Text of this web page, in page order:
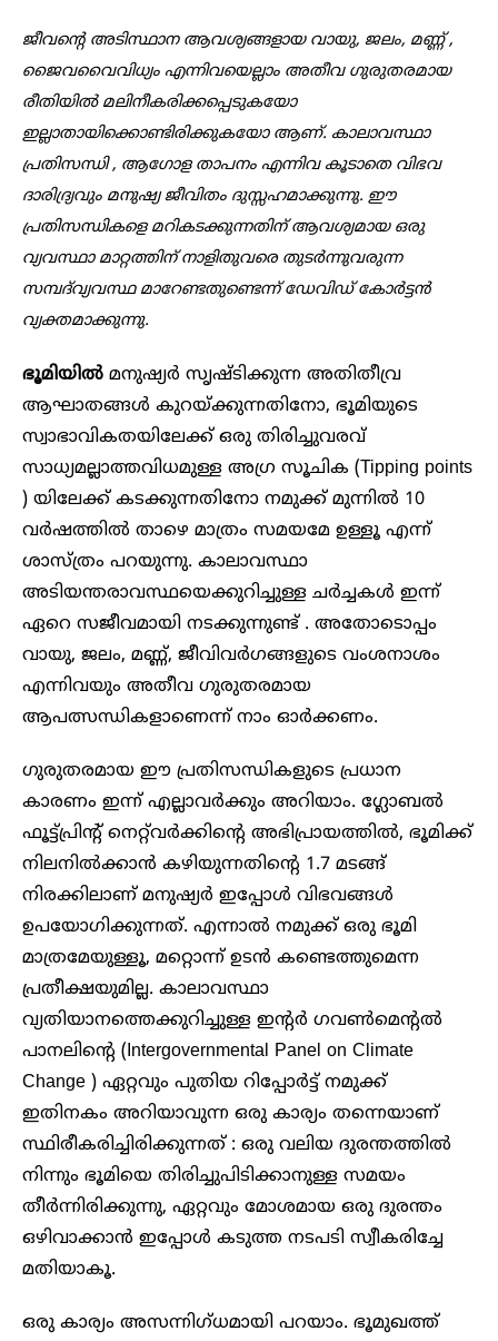
ജീവന്റെ അടിസ്ഥാന ആവശ്യങ്ങളായ വായു, ജലം, മണ്ണ് ,
ജൈവവൈവിധ്യം എന്നിവയെല്ലാം അതീവ ഗുരുതരമായ
രീതിയിൽ മലിനീകരിക്കപ്പെടുകയോ
ഇല്ലാതായിക്കൊണ്ടിരിക്കുകയോ ആണ്. കാലാവസ്ഥാ
പ്രതിസന്ധി , ആഗോള താപനം എന്നിവ കൂടാതെ വിഭവ
ദാരിദ്ര്യവും മനുഷ്യ ജീവിതം ദുസ്സഹമാക്കുന്നു. ഈ
പ്രതിസന്ധികളെ മറികടക്കുന്നതിന് ആവശ്യമായ ഒരു
വ്യവസ്ഥാ മാറ്റത്തിന് നാളിതുവരെ തുടർന്നുവരുന്ന
സമ്പദ്‌വ്യവസ്ഥ മാറേണ്ടതുണ്ടെന്ന് ഡേവിഡ് കോർട്ടൻ
വ്യക്തമാക്കുന്നു.
ഭൂമിയിൽ മനുഷ്യർ സൃഷ്ടിക്കുന്ന അതിതീവ്ര
ആഘാതങ്ങൾ കുറയ്ക്കുന്നതിനോ, ഭൂമിയുടെ
സ്വാഭാവികതയിലേക്ക് ഒരു തിരിച്ചുവരവ്
സാധ്യമല്ലാത്തവിധമുള്ള അഗ്ര സൂചിക (Tipping points
) യിലേക്ക് കടക്കുന്നതിനോ നമുക്ക് മുന്നിൽ 10
വർഷത്തിൽ താഴെ മാത്രം സമയമേ ഉള്ളൂ എന്ന്
ശാസ്ത്രം പറയുന്നു. കാലാവസ്ഥാ
അടിയന്തരാവസ്ഥയെക്കുറിച്ചുള്ള ചർച്ചകൾ ഇന്ന്
ഏറെ സജീവമായി നടക്കുന്നുണ്ട് . അതോടൊപ്പം
വായു, ജലം, മണ്ണ്, ജീവിവർഗങ്ങളുടെ വംശനാശം
എന്നിവയും അതീവ ഗുരുതരമായ
ആപത്സന്ധികളാണെന്ന് നാം ഓർക്കണം.
ഗുരുതരമായ ഈ പ്രതിസന്ധികളുടെ പ്രധാന
കാരണം ഇന്ന് എല്ലാവർക്കും അറിയാം. ഗ്ലോബൽ
ഫൂട്ട്പ്രിന്റ് നെറ്റ്‌വർക്കിന്റെ അഭിപ്രായത്തിൽ, ഭൂമിക്ക്
നിലനിൽക്കാൻ കഴിയുന്നതിന്റെ 1.7 മടങ്ങ്
നിരക്കിലാണ് മനുഷ്യർ ഇപ്പോൾ വിഭവങ്ങൾ
ഉപയോഗിക്കുന്നത്. എന്നാൽ നമുക്ക് ഒരു ഭൂമി
മാത്രമേയുള്ളൂ, മറ്റൊന്ന് ഉടൻ കണ്ടെത്തുമെന്ന
പ്രതീക്ഷയുമില്ല. കാലാവസ്ഥാ
വ്യതിയാനത്തെക്കുറിച്ചുള്ള ഇന്റർ ഗവൺമെന്റൽ
പാനലിന്റെ (Intergovernmental Panel on Climate
Change ) ഏറ്റവും പുതിയ റിപ്പോർട്ട് നമുക്ക്
ഇതിനകം അറിയാവുന്ന ഒരു കാര്യം തന്നെയാണ്
സ്ഥിരീകരിച്ചിരിക്കുന്നത് : ഒരു വലിയ ദുരന്തത്തിൽ
നിന്നും ഭൂമിയെ തിരിച്ചുപിടിക്കാനുള്ള സമയം
തീർന്നിരിക്കുന്നു, ഏറ്റവും മോശമായ ഒരു ദുരന്തം
ഒഴിവാക്കാൻ ഇപ്പോൾ കടുത്ത നടപടി സ്വീകരിച്ചേ
മതിയാകൂ.
ഒരു കാര്യം അസന്നിഗ്ധമായി പറയാം. ഭൂമുഖത്ത്